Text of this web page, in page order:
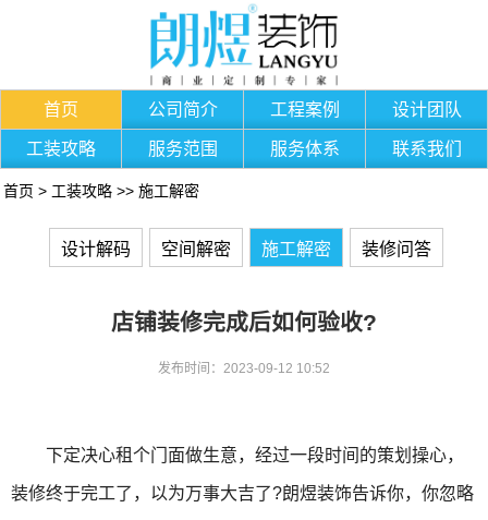
首页 公司简介 工程案例 设计团队
工装攻略 服务范围 服务体系 联系我们
首页 > 工装攻略 >> 施工解密
设计解码 空间解密 施工解密 装修问答
店铺装修完成后如何验收?
发布时间：2023-09-12 10:52
下定决心租个门面做生意，经过一段时间的策划操心，
装修终于完工了，以为万事大吉了?朗煜装饰告诉你，你忽略